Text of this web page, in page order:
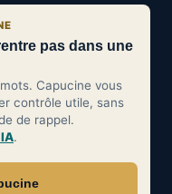
pas dans une
Capucine vous
contrôle utile, sans
de rappel.
.